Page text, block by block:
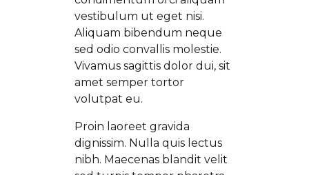
vestibulum ut eget nisi.
Aliquam bibendum neque
sed odio convallis molestie.
Vivamus sagittis dolor dui, sit
amet semper tortor
volutpat eu.
Proin laoreet gravida
dignissim. Nulla quis lectus
nibh. Maecenas blandit velit